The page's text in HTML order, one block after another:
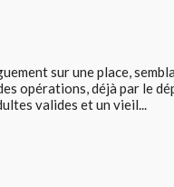
sur une place,
opérations, déjà par le
valides et un vieil...